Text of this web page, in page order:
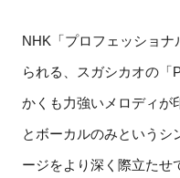
NHK「プロフェッショ
られる、スガシカオの「
かくも力強いメロディが
とボーカルのみというシ
ージをより深く際立たせ